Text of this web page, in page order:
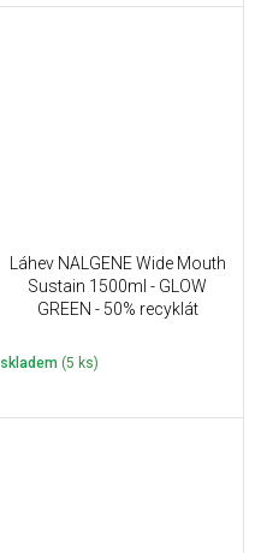
Láhev NALGENE Wide Mouth
Sustain 1500ml - GLOW
GREEN - 50% recyklát
skladem (5 ks)